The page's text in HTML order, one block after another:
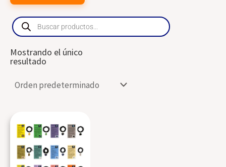
Products
search
Mostrando el único
resultado
producto
tiene
varias